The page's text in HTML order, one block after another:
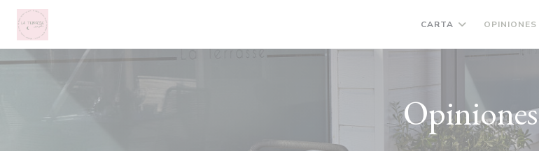
Personalización de sus opciones de cookies
CARTA OPINIONES
Opiniones